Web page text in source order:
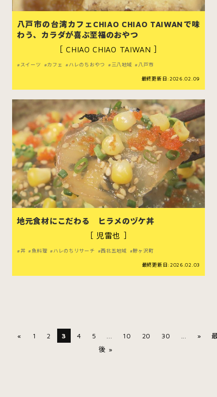
八戸市の台湾カフェCHIAO CHIAO TAIWANで味
わう、カラダが喜ぶ至福のおやつ
［ CHIAO CHIAO TAIWAN ］
スイーツ カフェ ハレのちおやつ 三八地域 八戸市
最終更新日:2026.02.09
地元食材にこだわる ヒラメのヅケ丼
［ 児雷也 ］
丼 魚料理 ハレのちリサーチ 西北五地域 鰺ヶ沢町
最終更新日:2026.02.03
« 1 2 3 4 5 10 20 30 »
後 »